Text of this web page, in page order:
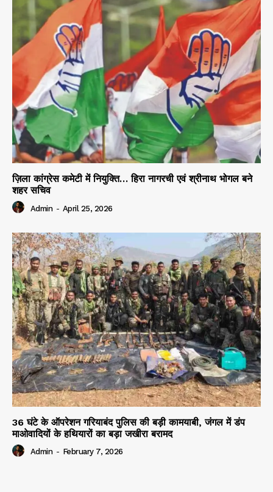
ज़िला कांग्रेस कमेटी में नियुक्ति… हिरा नागरची एवं श्रीनाथ भोगल बने
शहर सचिव
Admin - April 25, 2026
36 घंटे के ऑपरेशन गरियाबंद पुलिस की बड़ी कामयाबी, जंगल में डंप
माओवादियों के हथियारों का बड़ा जखीरा बरामद
Admin - February 7, 2026